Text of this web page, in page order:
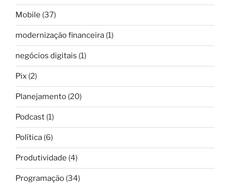
Mobile (37)
modernização financeira (1)
negócios digitais (1)
Pix (2)
Planejamento (20)
Podcast (1)
Política (6)
Produtividade (4)
Programação (34)